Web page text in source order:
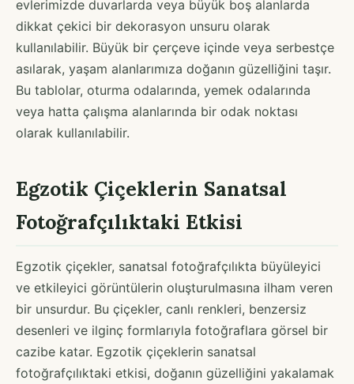
evlerimizde duvarlarda veya büyük boş alanlarda
dikkat çekici bir dekorasyon unsuru olarak
kullanılabilir. Büyük bir çerçeve içinde veya serbestçe
asılarak, yaşam alanlarımıza doğanın güzelliğini taşır.
Bu tablolar, oturma odalarında, yemek odalarında
veya hatta çalışma alanlarında bir odak noktası
olarak kullanılabilir.
Egzotik Çiçeklerin Sanatsal
Fotoğrafçılıktaki Etkisi
Egzotik çiçekler, sanatsal fotoğrafçılıkta büyüleyici
ve etkileyici görüntülerin oluşturulmasına ilham veren
bir unsurdur. Bu çiçekler, canlı renkleri, benzersiz
desenleri ve ilginç formlarıyla fotoğraflara görsel bir
cazibe katar. Egzotik çiçeklerin sanatsal
fotoğrafçılıktaki etkisi, doğanın güzelliğini yakalamak